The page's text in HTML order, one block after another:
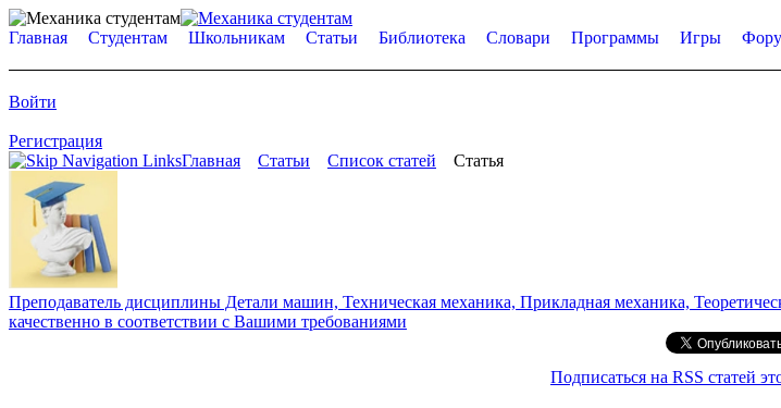
Главная Студентам Школьникам Статьи Библиотека Словари Программы Игры
Войти
Регистрация
Главная
Статьи Список статей Статья
Преподаватель дисциплины Детали машин, Техническая механика, Прикладная механика,
качественно в соответствии с Вашими требованиями
Подписаться на RSS статей